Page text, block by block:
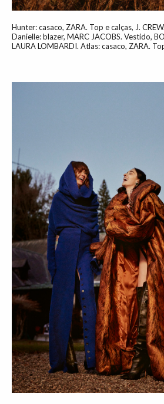
Hunter: casaco, ZARA. Top e calças, J.
Danielle: blazer, MARC JACOBS. Vestido,
LAURA LOMBARDI. Atlas: casaco, ZARA.